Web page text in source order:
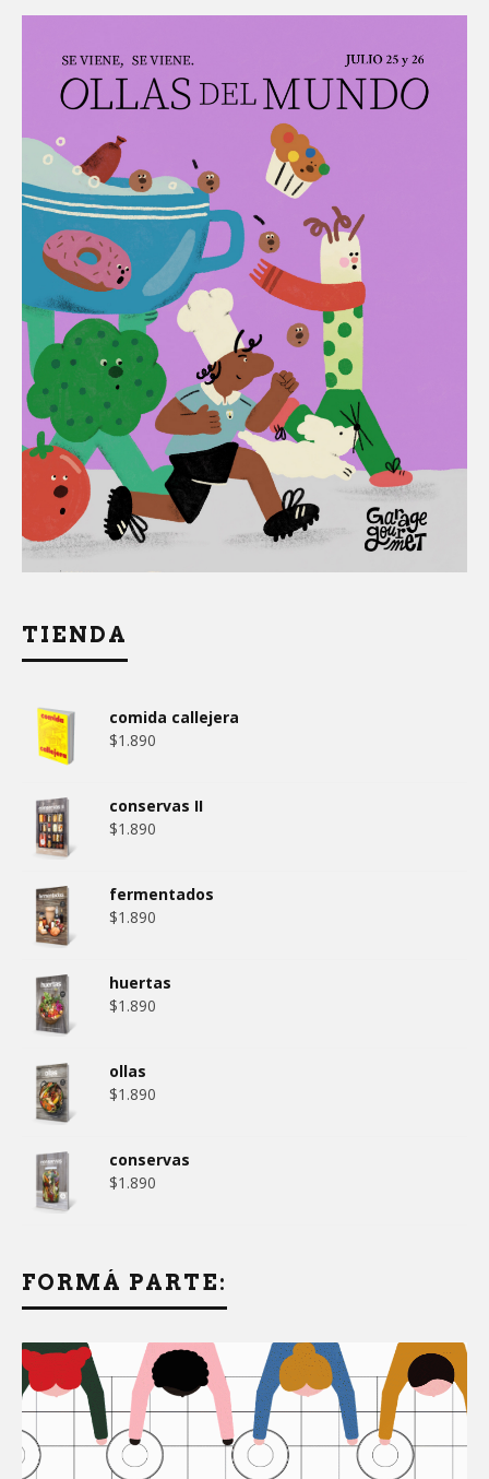
TIENDA
comida callejera
$1.890
conservas II
$1.890
fermentados
$1.890
huertas
$1.890
ollas
$1.890
conservas
$1.890
FORMÁ PARTE: